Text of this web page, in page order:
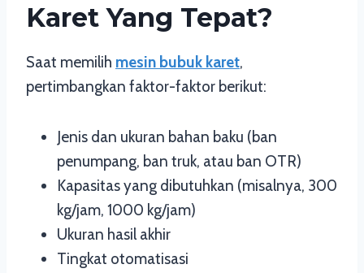
Karet Yang Tepat?
Saat memilih mesin bubuk karet,
pertimbangkan faktor-faktor berikut:
Jenis dan ukuran bahan baku (ban
penumpang, ban truk, atau ban OTR)
Kapasitas yang dibutuhkan (misalnya, 300
kg/jam, 1000 kg/jam)
Ukuran hasil akhir
Tingkat otomatisasi